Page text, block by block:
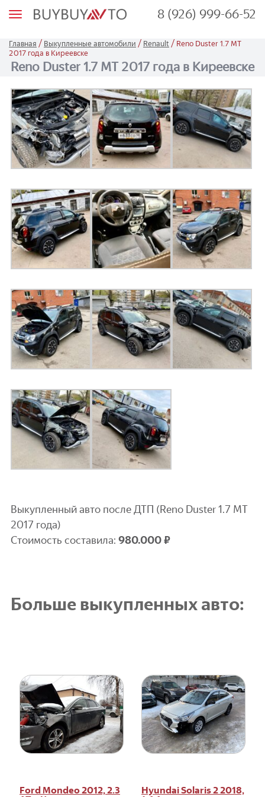
М
ю
8 (926) 999-66-52
Главная / Выкупленные автомобили / Renault / Reno Duster 1.7 МТ
2017 года в Киреевске
Reno Duster 1.7 МТ 2017 года в Киреевске
Выкупленный авто после ДТП (Reno Duster 1.7 МТ
2017 года)
Стоимость составила: 980.000 ₽
Больше выкупленных авто:
Ford Mondeo 2012, 2.3
Hyundai Solaris 2 2018,